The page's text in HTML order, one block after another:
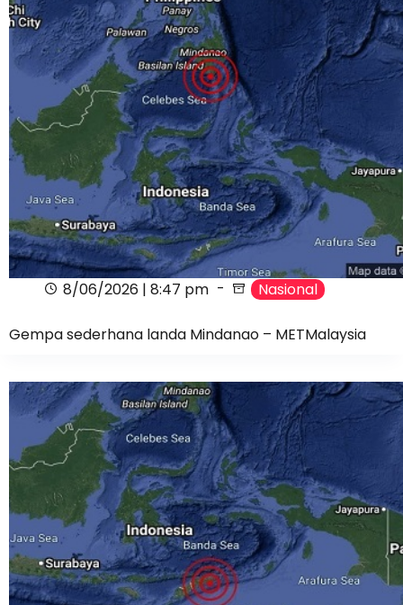
8/06/2026 | 8:47 pm Nasional
Gempa sederhana landa Mindanao – METMalaysia